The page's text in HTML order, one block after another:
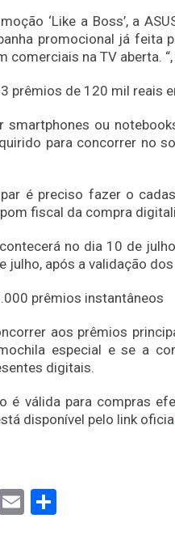
‘Like a Boss’, a
promocional já feita
comerciais na TV aberta.
prêmios de 120 mil reais
smartphones ou
para concorrer no
é preciso fazer o
fiscal da compra
no dia 10 de
julho, após a validação
prêmios instantâneos
aos prêmios
especial e se a
digitais.
é válida para compras
disponível pelo link
Email